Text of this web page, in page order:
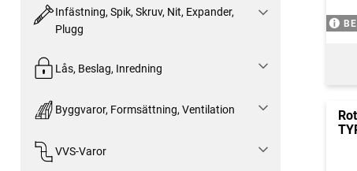
Infästning, Spik, Skruv, Nit, Expander,
Plugg
Lås, Beslag, Inredning
Byggvaror, Formsättning, Ventilation
VVS-Varor